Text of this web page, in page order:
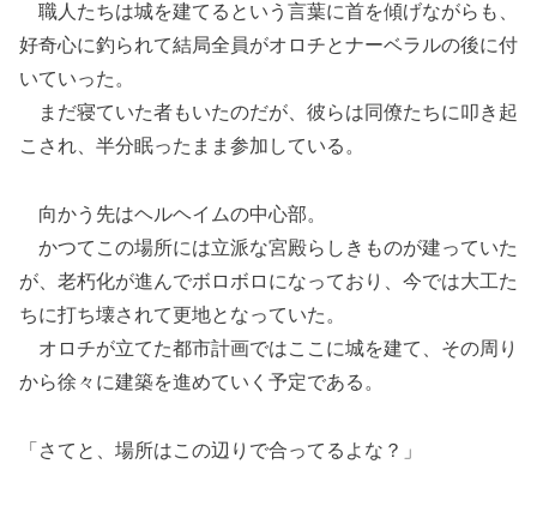
職人たちは城を建てるという言葉に首を傾げながらも、
好奇心に釣られて結局全員がオロチとナーベラルの後に付
いていった。
まだ寝ていた者もいたのだが、彼らは同僚たちに叩き起
こされ、半分眠ったまま参加している。
向かう先はヘルヘイムの中心部。
かつてこの場所には立派な宮殿らしきものが建っていた
が、老朽化が進んでボロボロになっており、今では大工た
ちに打ち壊されて更地となっていた。
オロチが立てた都市計画ではここに城を建て、その周り
から徐々に建築を進めていく予定である。
「さてと、場所はこの辺りで合ってるよな？」